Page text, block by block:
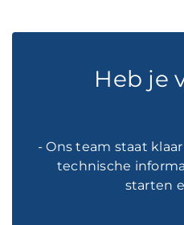
Heb je
- Ons team staat
technische
starten